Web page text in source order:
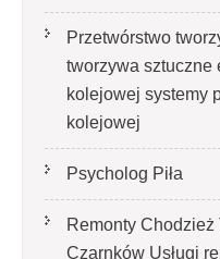
Przetwórstwo
tworzywa sztuczne
kolejowej systemy
kolejowej
Psycholog Piła
Remonty
Czarnków Usługi